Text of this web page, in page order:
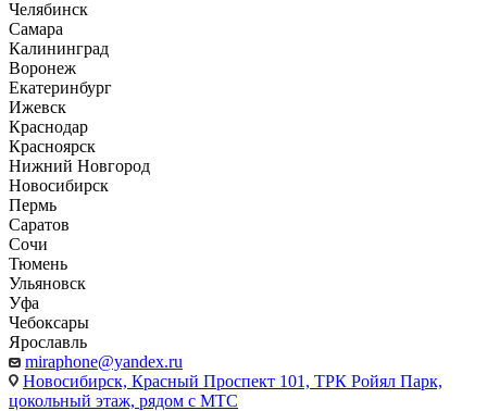
Челябинск
Самара
Калининград
Воронеж
Екатеринбург
Ижевск
Краснодар
Красноярск
Нижний Новгород
Новосибирск
Пермь
Саратов
Сочи
Тюмень
Ульяновск
Уфа
Чебоксары
Ярославль
miraphone@yandex.ru
Новосибирск, Красный Проспект 101, ТРК Ройял Парк,
цокольный этаж, рядом с МТС